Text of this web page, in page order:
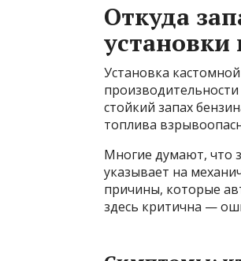
Откуда
Установка
производительности
стойкий запах
топлива
Многие думают, что
указывает на
причины, которые
здесь критична —